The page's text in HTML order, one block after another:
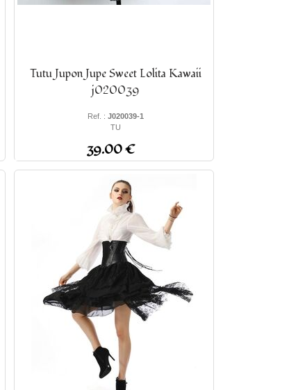
Tutu Jupon Jupe Sweet Lolita Kawaii
j020039
Ref. : J020039-1
TU
39.00 €